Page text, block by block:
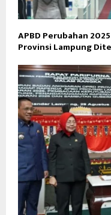
APBD Perubahan
Provinsi Lampung